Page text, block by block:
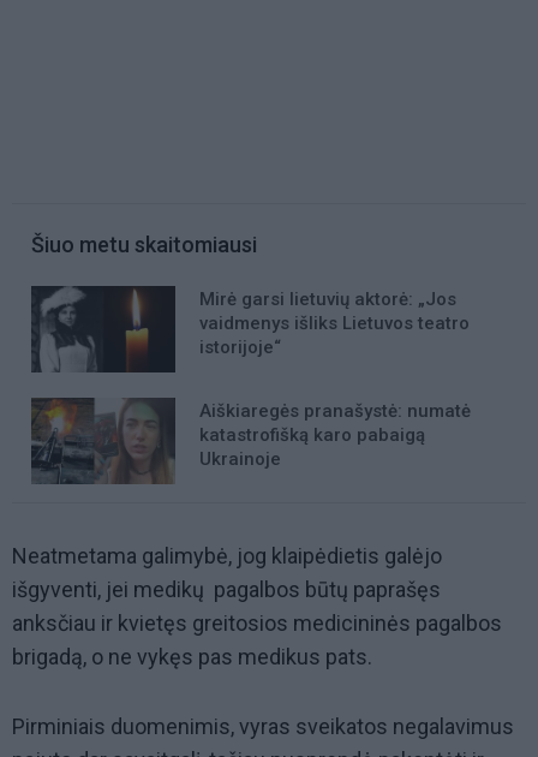
Šiuo metu skaitomiausi
Mirė garsi lietuvių aktorė: „Jos
vaidmenys išliks Lietuvos teatro
istorijoje“
Aiškiaregės pranašystė: numatė
katastrofišką karo pabaigą
Ukrainoje
Neatmetama galimybė, jog klaipėdietis galėjo
išgyventi, jei medikų pagalbos būtų paprašęs
anksčiau ir kvietęs greitosios medicininės pagalbos
brigadą, o ne vykęs pas medikus pats.
Pirminiais duomenimis, vyras sveikatos negalavimus